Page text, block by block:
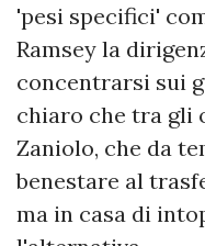
'pesi specifici'
Ramsey la
concentrarsi sui
chiaro che tra gli
Zaniolo, che da
benestare al
ma in casa di